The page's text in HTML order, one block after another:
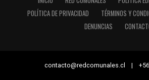
POLÍTICA DE PRIVACIDAD
TÉRMINOS Y
DENUNCIAS
contacto@redcomunales.cl |